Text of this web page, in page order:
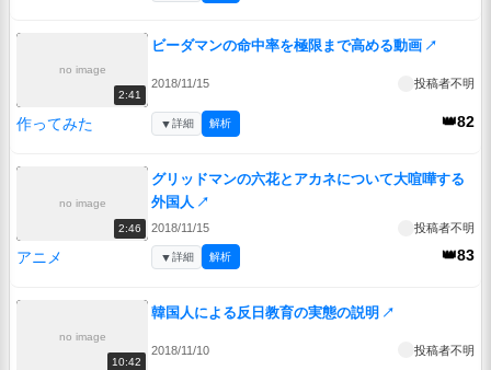
no image
2:41
ビーダマンの命中率を極限まで高める動画 ↗
2018/11/15 投稿者不明
作ってみた 👑82
▼詳細 解析
no image
2:46
グリッドマンの六花とアカネについて大喧嘩する
外国人 ↗
2018/11/15 投稿者不明
アニメ 👑83
▼詳細 解析
no image
10:42
韓国人による反日教育の実態の説明 ↗
2018/11/10 投稿者不明